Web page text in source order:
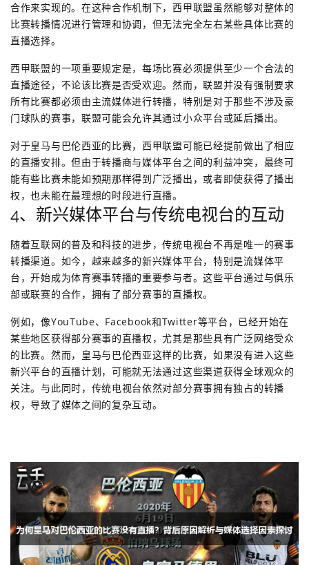
合作来实现的。在这种合作机制下，西甲联盟虽然能够对整体的
比赛转播情况进行管理和协调，但无法完全左右某些具体比赛的
直播选择。
西甲联盟的一项重要规定是，每场比赛必须提供至少一个合法的
直播途径，不论该比赛是否受欢迎。然而，联盟并没有强制要求
所有比赛都必须由主流媒体进行转播，特别是对于那些不涉及豪
门球队的赛事，联盟可能会允许其通过小众平台或延后播出。
对于皇马与巴伦西亚的比赛，西甲联盟可能已经提前做出了相应
的直播安排。但由于转播商与媒体平台之间的利益冲突，最终可
能有些比赛未能如预期那样得到广泛播出，或者即使获得了播出
权，也未能在最理想的时段进行直播。
4、新兴媒体平台与传统电视台的互动
随着互联网的普及和科技的进步，传统电视台不再是唯一的赛事
转播渠道。如今，越来越多的新兴媒体平台，特别是流媒体平
台，开始成为体育赛事转播的重要参与者。这些平台通过与俱乐
部或联赛的合作，拥有了部分赛事的直播权。
例如，像YouTube、Facebook和Twitter等平台，已经开始在
某些地区获得部分赛事的直播权，尤其是那些具有广泛网络受众
的比赛。然而，皇马与巴伦西亚这样的比赛，如果没有进入这些
新兴平台的直播计划，可能就无法通过这些渠道获得全球观众的
关注。与此同时，传统电视台依然对部分赛事拥有独占的转播
权，导致了媒体之间的复杂互动。